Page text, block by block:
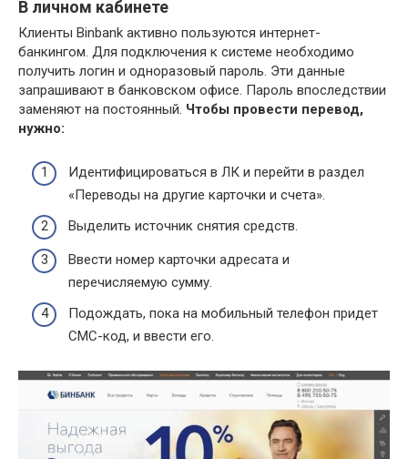
В личном кабинете
Клиенты Binbank активно пользуются интернет-
банкингом. Для подключения к системе необходимо
получить логин и одноразовый пароль. Эти данные
запрашивают в банковском офисе. Пароль впоследствии
заменяют на постоянный. Чтобы провести перевод,
нужно:
Идентифицироваться в ЛК и перейти в раздел
«Переводы на другие карточки и счета».
Выделить источник снятия средств.
Ввести номер карточки адресата и
перечисляемую сумму.
Подождать, пока на мобильный телефон придет
СМС-код, и ввести его.